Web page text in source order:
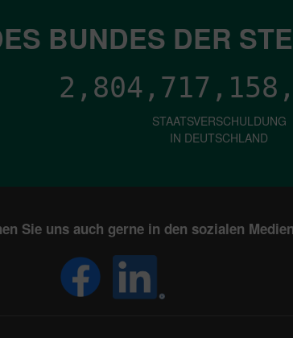
BUNDES DER
STAATSVERSCHULDUNG
IN DEUTSCHLAND
Sie uns auch gerne in den sozialen